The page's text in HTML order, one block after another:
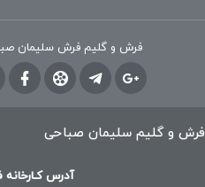
فرش و گلیم فرش سلیمان
فرش و گلیم سلیمان صباحی
آدرس